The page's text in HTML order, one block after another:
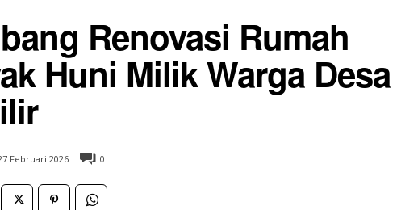
SUBANG UPDATE
15 Juni 2026
Renovasi Rumah
Huni Milik Warga Desa
Februari 2026 0